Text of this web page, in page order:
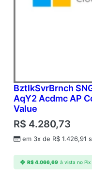
BztlkSvrBrnch
AqY2 Acdmc AP
Value
R$ 4.280,73
em 3x de R$ 1.426,91
R$4.066,69 à vista no